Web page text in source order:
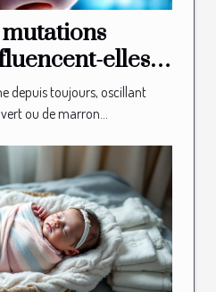
elles
yeux ?
depuis toujours, oscillant
ou de marron...